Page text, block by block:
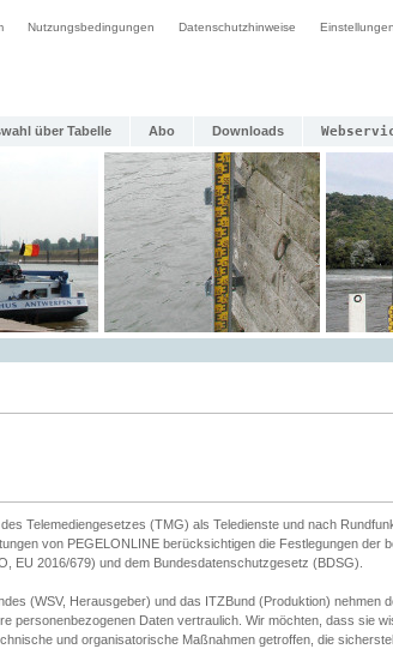
Nutzungsbedingungen Datenschutzhinweise Einstellungen
über Tabelle Abo Downloads
Telemediengesetzes (TMG) als Teledienste und nach
von PEGELONLINE berücksichtigen die Festlegungen der
EU 2016/679) und dem Bundesdatenschutzgesetz (BDSG).
(WSV, Herausgeber) und das ITZBund (Produktion) nehmen
personenbezogenen Daten vertraulich. Wir möchten, dass sie
und organisatorische Maßnahmen getroffen, die